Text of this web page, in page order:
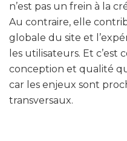
n’est pas un frein à la
Au contraire, elle
globale du site et
les utilisateurs. Et c’est
conception et qualité
car les enjeux sont
transversaux.